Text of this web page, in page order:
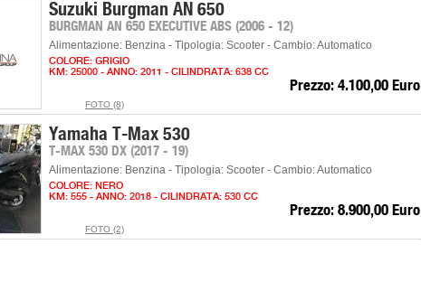
Suzuki Burgman AN 650
BURGMAN AN 650 EXECUTIVE ABS (2006 - 12)
Alimentazione: Benzina - Tipologia: Scooter - Cambio: Automatico
COLORE: GRIGIO
KM: 25000 - ANNO: 2011 - CILINDRATA: 638 CC
Prezzo: 4.100,00 Euro
FOTO (8)
Yamaha T-Max 530
T-MAX 530 DX (2017 - 19)
Alimentazione: Benzina - Tipologia: Scooter - Cambio: Automatico
COLORE: NERO
KM: 555 - ANNO: 2018 - CILINDRATA: 530 CC
Prezzo: 8.900,00 Euro
FOTO (2)